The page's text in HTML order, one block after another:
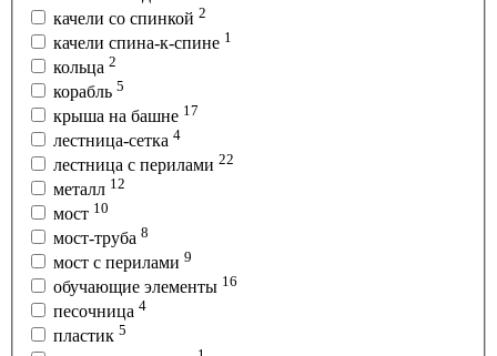
качели со спинкой 2
качели спина-к-спине 1
кольца 2
корабль 5
крыша на башне 17
лестница-сетка 4
лестница с перилами 22
металл 12
мост 10
мост-труба 8
мост с перилами 9
обучающие элементы 16
песочница 4
пластик 5